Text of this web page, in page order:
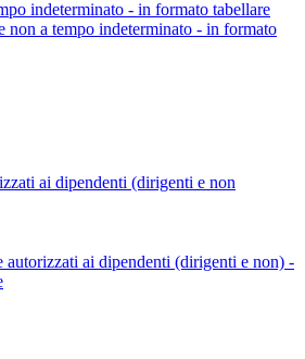
indeterminato - in formato tabellare
non a tempo indeterminato - in formato
ai dipendenti (dirigenti e non
autorizzati ai dipendenti (dirigenti e non) -